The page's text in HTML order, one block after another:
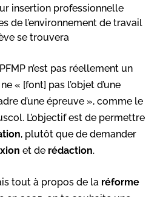
insertion professionnelle
de l’environnement de travail
se trouvera
n’est pas réellement un
« [font] pas l’objet d’une
d’une épreuve », comme le
L’objectif est de permettre
, plutôt que de demander
et de rédaction.
tout à propos de la réforme